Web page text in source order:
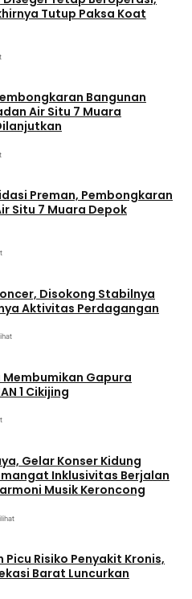
Tutup Paksa Koat
Bangunan
Air Situ 7 Muara
Preman, Pembongkaran
Situ 7 Muara Depok
Disokong Stabilnya
Aktivitas Perdagangan
Gapura
1 Cikijing
Gelar Konser Kidung
Inklusivitas Berjalan
Musik Keroncong
Risiko Penyakit Kronis,
Barat Luncurkan